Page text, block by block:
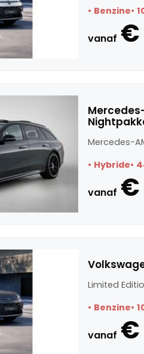
Benzine
vanaf €
Mercedes-
Hybride
vanaf €
Limited
Benzine
vanaf €